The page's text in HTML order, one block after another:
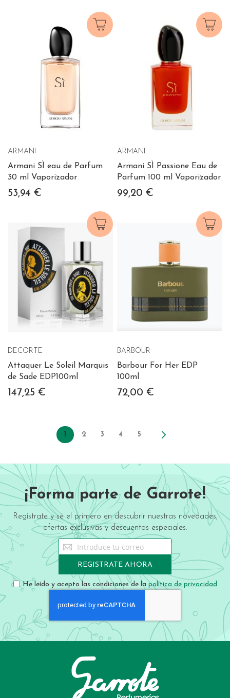
ARMANI
Armani SÌ eau de Parfum
30 ml Vaporizador
53,94 €
ARMANI
Armani SÌ Passione Eau de
Parfum 100 ml Vaporizador
99,20 €
DECORTE
Attaquer Le Soleil Marquis
de Sade EDP100ml
147,25 €
BARBOUR
Barbour For Her EDP
100ml
72,00 €
PageYou're currently reading page
1 Page
2 Page
3 Page
4 Page
5
¡Forma parte de Garrote!
Regístrate y sé el primero en descubrir nuestras novedades,
ofertas exclusivas y descuentos especiales.
Sign
Up
for
Our
Newsletter:
REGISTRATE AHORA
He leído y acepto las condiciones de la política de privacidad